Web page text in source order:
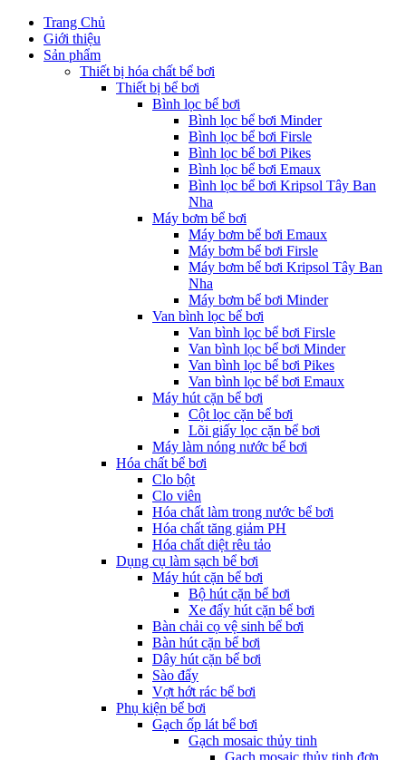
Trang Chủ
Giới thiệu
Sản phẩm
Thiết bị hóa chất bể bơi
Thiết bị bể bơi
Bình lọc bể bơi
Bình lọc bể bơi Minder
Bình lọc bể bơi Firsle
Bình lọc bể bơi Pikes
Bình lọc bể bơi Emaux
Bình lọc bể bơi Kripsol Tây Ban
Nha
Máy bơm bể bơi
Máy bơm bể bơi Emaux
Máy bơm bể bơi Firsle
Máy bơm bể bơi Kripsol Tây Ban
Nha
Máy bơm bể bơi Minder
Van bình lọc bể bơi
Van bình lọc bể bơi Firsle
Van bình lọc bể bơi Minder
Van bình lọc bể bơi Pikes
Van bình lọc bể bơi Emaux
Máy hút cặn bể bơi
Cột lọc cặn bể bơi
Lõi giấy lọc cặn bể bơi
Máy làm nóng nước bể bơi
Hóa chất bể bơi
Clo bột
Clo viên
Hóa chất làm trong nước bể bơi
Hóa chất tăng giảm PH
Hóa chất diệt rêu tảo
Dụng cụ làm sạch bể bơi
Máy hút cặn bể bơi
Bộ hút cặn bể bơi
Xe đẩy hút cặn bể bơi
Bàn chải cọ vệ sinh bể bơi
Bàn hút cặn bể bơi
Dây hút cặn bể bơi
Sào đẩy
Vợt hớt rác bể bơi
Phụ kiện bể bơi
Gạch ốp lát bể bơi
Gạch mosaic thủy tinh
Gạch mosaic thủy tinh đơn